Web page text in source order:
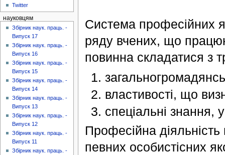
Система професійних
ряду вчених, що
повинна складатися з
властивості, що
спеціальні знання,
Професійна
певних особистісних
Twitter
науковцям
Збірник наук. праць. -
Випуск 17
Збірник наук. праць. -
Випуск 16
Збірник наук. праць. -
Випуск 15
Збірник наук. праць. -
Випуск 14
Збірник наук. праць. -
Випуск 13
Збірник наук. праць. -
Випуск 12
Збірник наук. праць. -
Випуск 11
Збірник наук. праць. -